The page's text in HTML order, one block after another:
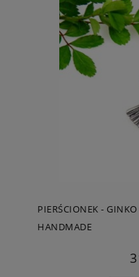
PIERŚCIONEK -
HANDMADE